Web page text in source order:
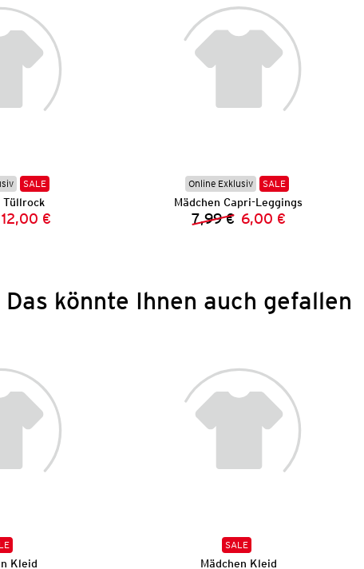
SALE
Tüllrock
Preis:
Preis:
12,00 €
Online Exklusiv SALE
Mädchen Capri-Leggings
Vorheriger Preis:
7,99 € Neuer Preis:
6,00 €
Das könnte Ihnen auch gefallen
Kleid
SALE
Mädchen Kleid